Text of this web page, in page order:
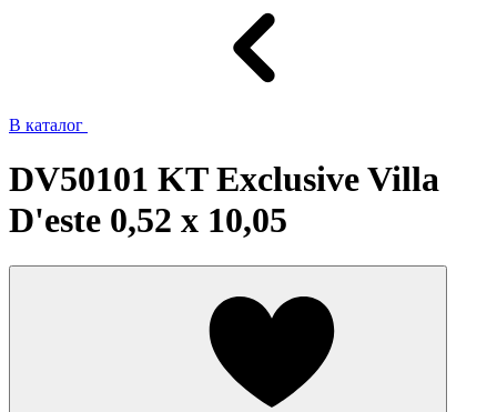
В каталог
DV50101 KT Exclusive Villa
D'este 0,52 х 10,05